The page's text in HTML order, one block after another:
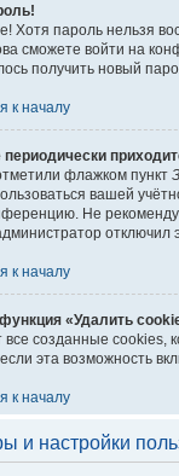
Хотя пароль нельзя
сможете войти на
получить новый
к началу
флажком пункт
вашей
Не
отключил
к началу
«Удалить
созданные cookies,
эта возможность
к началу
и настройки